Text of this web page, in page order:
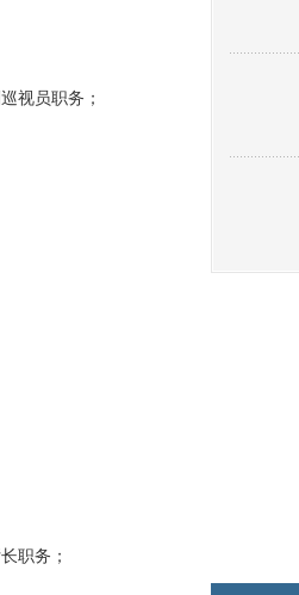
视员职务；
职务；